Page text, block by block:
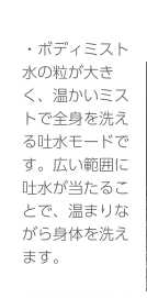
・ボディミスト
水の粒が大き
く、温かいミス
トで全身を洗え
る吐水モードで
す。広い範囲に
吐水が当たるこ
とで、温まりな
がら身体を洗え
ます。